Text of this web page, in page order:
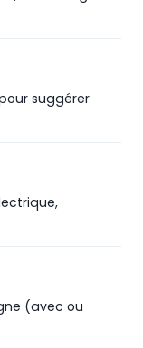
suggérer
(avec ou